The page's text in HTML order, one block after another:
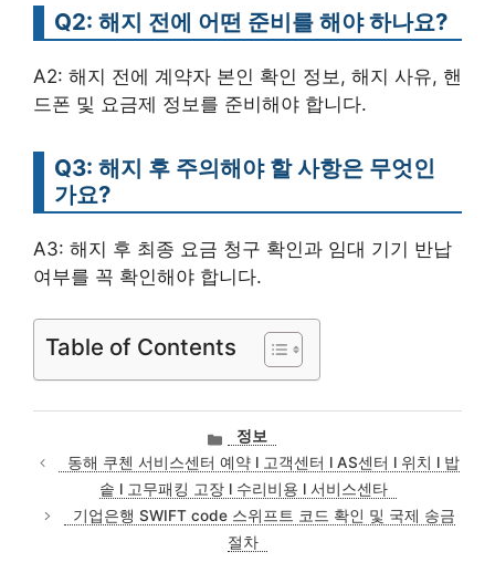
Q2: 해지 전에 어떤 준비를 해야 하나요?
A2: 해지 전에 계약자 본인 확인 정보, 해지 사유, 핸
드폰 및 요금제 정보를 준비해야 합니다.
Q3: 해지 후 주의해야 할 사항은 무엇인
가요?
A3: 해지 후 최종 요금 청구 확인과 임대 기기 반납
여부를 꼭 확인해야 합니다.
Table of Contents
카
테
고
리
정보
동해 쿠첸 서비스센터 예약 l 고객센터 l AS센터 l 위치 l 밥
솥 l 고무패킹 고장 l 수리비용 l 서비스센타
기업은행 SWIFT code 스위프트 코드 확인 및 국제 송금
절차